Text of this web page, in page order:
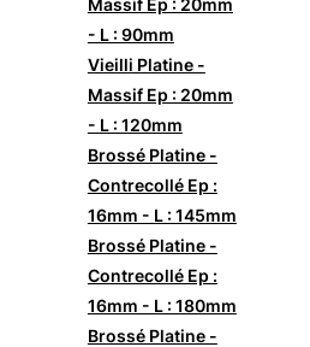
Massif Ep : 20mm
- L : 90mm
Vieilli Platine -
Massif Ep : 20mm
- L : 120mm
Brossé Platine -
Contrecollé Ep :
16mm - L : 145mm
Brossé Platine -
Contrecollé Ep :
16mm - L : 180mm
Brossé Platine -